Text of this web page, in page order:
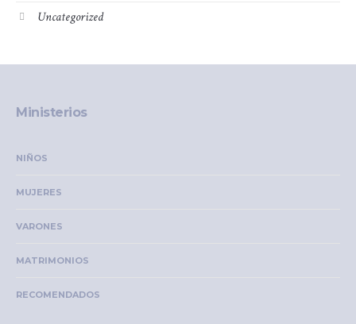
Uncategorized
Ministerios
NIÑOS
MUJERES
VARONES
MATRIMONIOS
RECOMENDADOS